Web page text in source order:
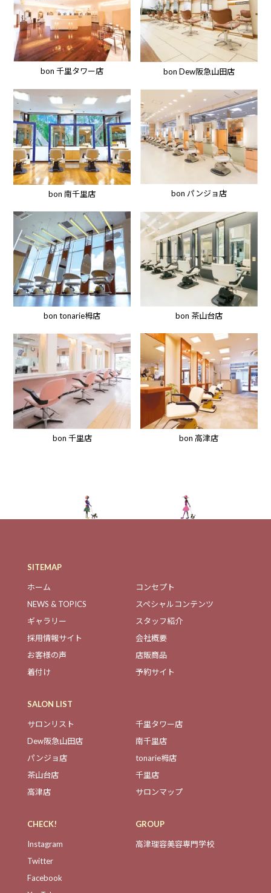
bon 千里タワー店 bon Dew阪急山田店
bon 南千里店 bon パンジョ店
bon tonarie栂店 bon 茶山台店
bon 千里店 bon 高津店
SITEMAP
ホーム
コンセプト
NEWS & TOPICS
スペシャルコンテンツ
ギャラリー
スタッフ紹介
採用情報サイト
会社概要
お客様の声
店販商品
着付け
予約サイト
SALON LIST
サロンリスト
千里タワー店
Dew阪急山田店
南千里店
パンジョ店
tonarie栂店
茶山台店
千里店
高津店
サロンマップ
CHECK!
Instagram
Twitter
Facebook
GROUP
高津理容美容専門学校